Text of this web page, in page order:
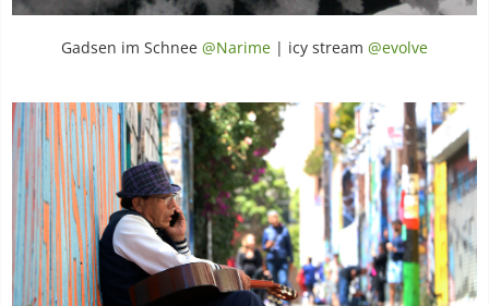
Gadsen im Schnee @Narime | icy stream @evolve